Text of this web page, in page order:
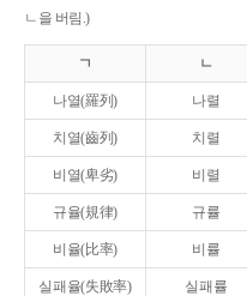
ㄴ을 버림.)
ㄱ ㄴ
나열(羅列) 나렬
치열(齒列) 치렬
비열(卑劣) 비렬
규율(規律) 규률
비율(比率) 비률
실패율(失敗率) 실패률